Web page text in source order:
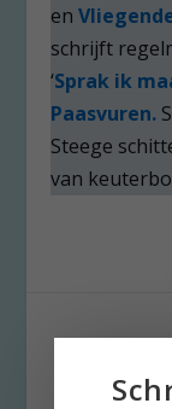
en
schrijft
‘Sprak ik
Paasvuren.
Steege
van